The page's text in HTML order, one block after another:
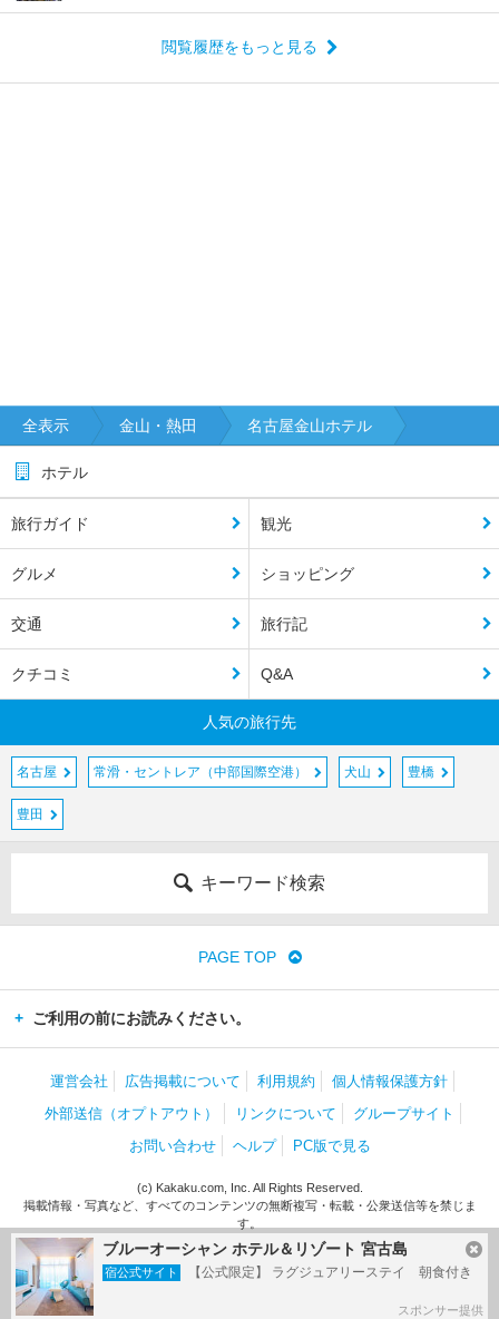
閲覧履歴をもっと見る
ブルーオーシャン ホテル＆リゾート 宮古島
宿公式サイト 【公式限定】 ラグジュアリーステイ 朝食付き
スポンサー提供
全表示 金山・熱田 名古屋金山ホテル
ホテル
旅行ガイド 観光
グルメ ショッピング
交通 旅行記
クチコミ Q&A
人気の旅行先
名古屋 常滑・セントレア（中部国際空港） 犬山 豊橋
豊田
キーワード検索
PAGE TOP
ご利用の前にお読みください。
運営会社 広告掲載について 利用規約
個人情報保護方針
外部送信（オプトアウト）
リンクについて
グループサイト
お問い合わせ
ヘルプ PC版で見る
(c) Kakaku.com, Inc. All Rights Reserved.
掲載情報・写真など、すべてのコンテンツの無断複写・転載・公衆送信等を禁じま
す。